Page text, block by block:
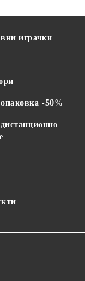
играчки
-50%